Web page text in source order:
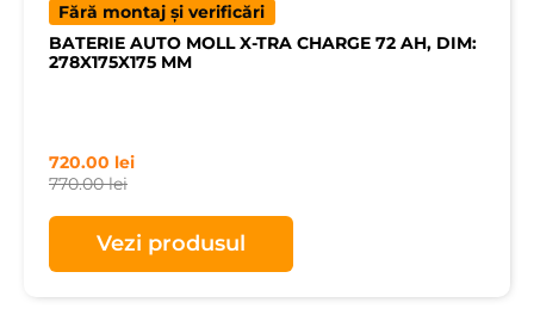
Fără montaj și verificări
BATERIE AUTO MOLL X-TRA CHARGE 72 AH, DIM:
278X175X175 MM
770.00lei
720.00 lei
Vezi produsul